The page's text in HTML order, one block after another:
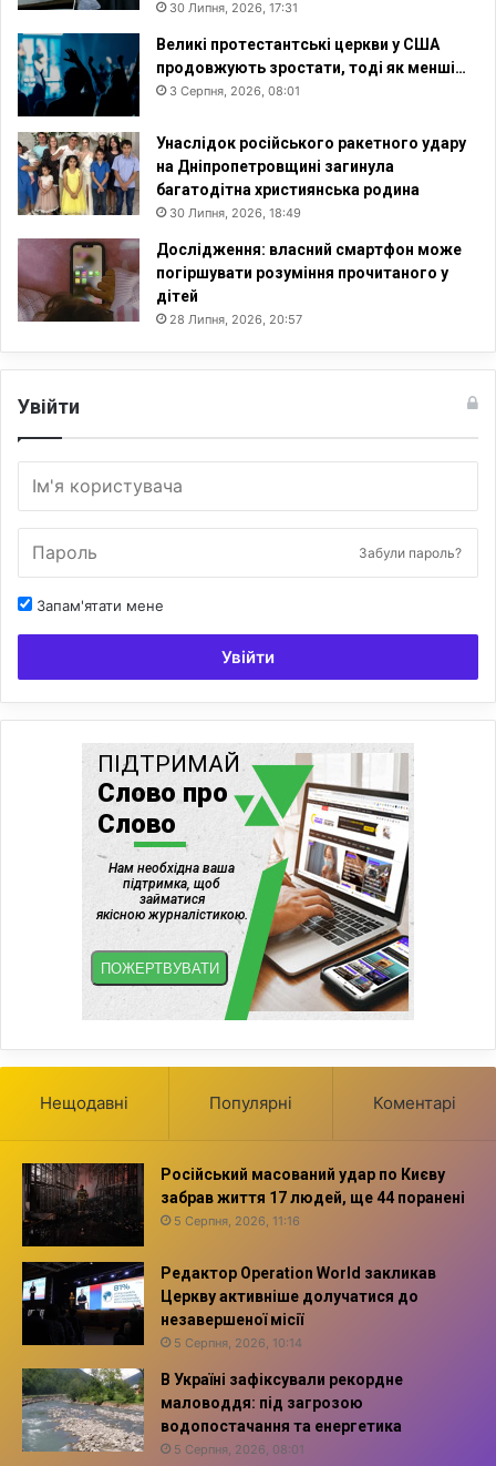
П
Т
С
Р
ч
д
е
п
р
е
і
ї
30 Липня, 2026, 17:31
Великі протестантські церкви у США
продовжують зростати, тоді як менші…
3 Серпня, 2026, 08:01
Унаслідок російського ракетного удару
на Дніпропетровщині загинула
багатодітна християнська родина
30 Липня, 2026, 18:49
Дослідження: власний смартфон може
погіршувати розуміння прочитаного у
дітей
28 Липня, 2026, 20:57
Увійти
Забули пароль?
Запам'ятати мене
Увійти
Нещодавні Популярні Коментарі
Російський масований удар по Києву
забрав життя 17 людей, ще 44 поранені
5 Серпня, 2026, 11:16
Редактор Operation World закликав
Церкву активніше долучатися до
незавершеної місії
5 Серпня, 2026, 10:14
В Україні зафіксували рекордне
маловоддя: під загрозою
водопостачання та енергетика
5 Серпня, 2026, 08:01